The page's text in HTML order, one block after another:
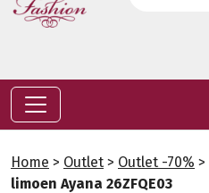
Home > Outlet > Outlet -70% >
limoen Ayana 26ZFQE03